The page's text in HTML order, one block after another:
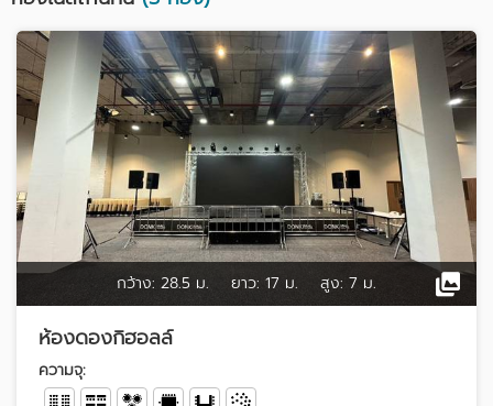
กว้าง: 28.5 ม. ยาว: 17 ม. สูง: 7 ม.
ห้องดองกิฮอลล์
ความจุ: